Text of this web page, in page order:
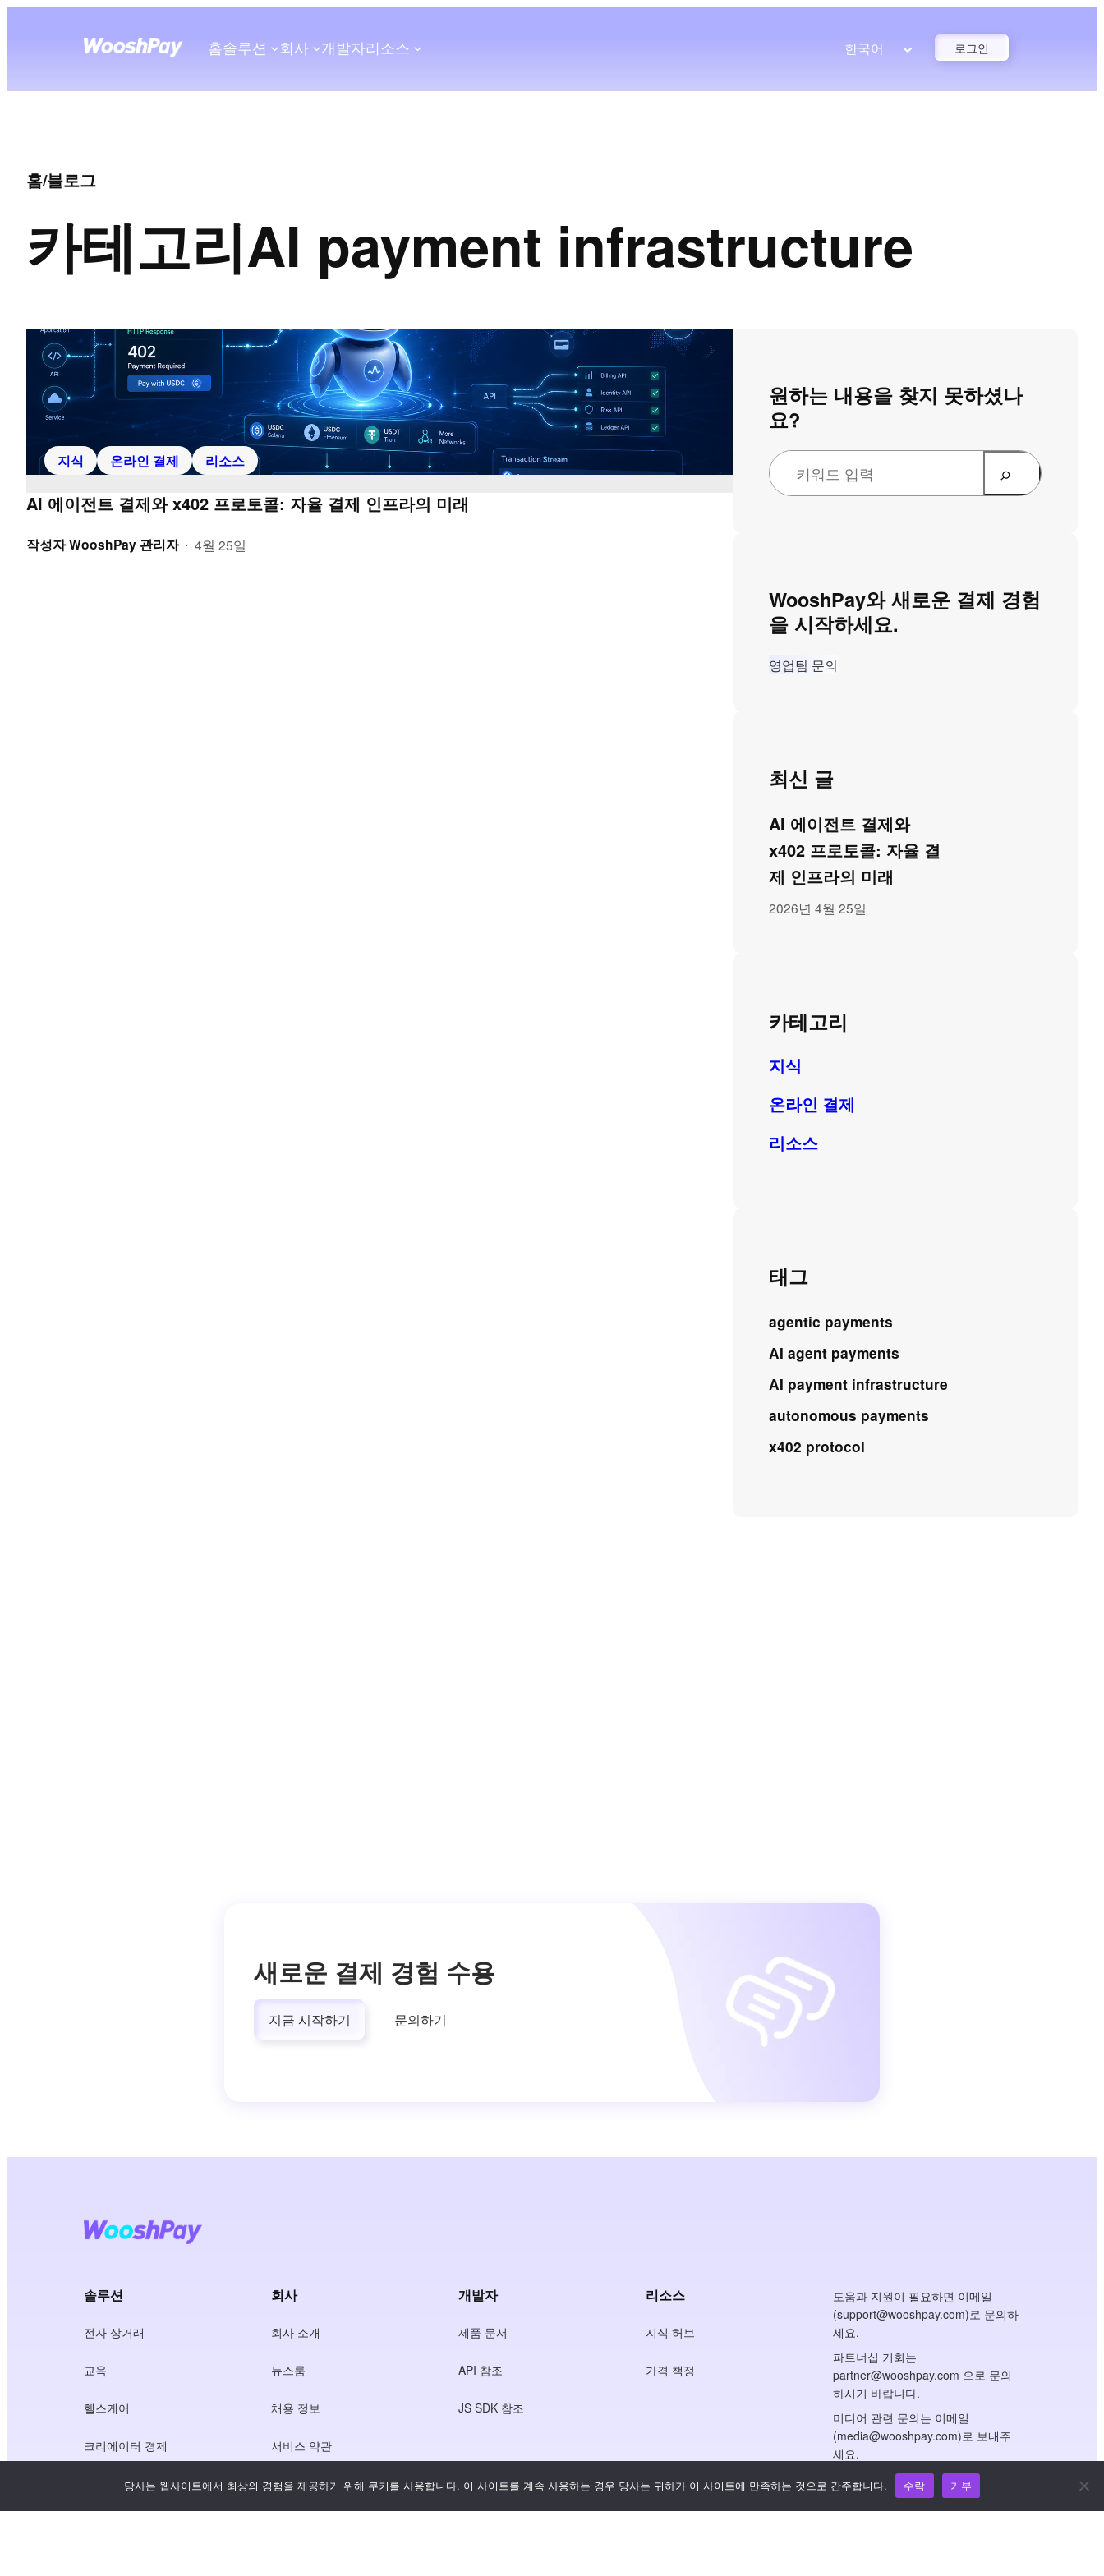
홈솔루션 회사 개발자리소스 한국어 로그인
홈/블로그
카테고리AI payment infrastructure
지식 온라인 결제 리소스
AI 에이전트 결제와 x402 프로토콜: 자율 결제 인프라의 미래
작성자WooshPay 관리자 • 4월 25일
원하는 내용을 찾지 못하셨나
요?
WooshPay와 새로운 결제 경험
을 시작하세요.
영업팀 문의
최신 글
AI 에이전트 결제와
x402 프로토콜: 자율 결
제 인프라의 미래
2026년 4월 25일
카테고리
지식
온라인 결제
리소스
태그
agentic payments
AI agent payments
AI payment infrastructure
autonomous payments
x402 protocol
새로운 결제 경험 수용
지금 시작하기 문의하기
솔루션
전자 상거래
교육
헬스케어
크리에이터 경제
회사
회사 소개
뉴스룸
채용 정보
서비스 약관
개인정보 보호정책
개발자
제품 문서
API 참조
JS SDK 참조
리소스
지식 허브
가격 책정
도움과 지원이 필요하면 이메일
(support@wooshpay.com)로 문의하
세요.
파트너십 기회는
partner@wooshpay.com 으로 문의
하시기 바랍니다.
미디어 관련 문의는 이메일
(media@wooshpay.com)로 보내주
세요.
당사는 웹사이트에서 최상의 경험을 제공하기 위해 쿠키를 사용합니다. 이 사이트를 계속 사용하는 경우 당사는 귀하가 이 사이트에 만족하는 것으로 간주합니다. 수락 거부